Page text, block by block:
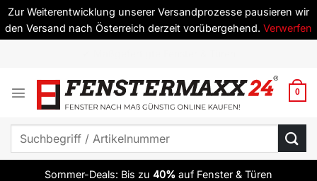
Zur Weiterentwicklung unserer Versandprozesse pausieren wir
den Versand nach Österreich derzeit vorübergehend. Verwerfen
springen
0
Suchen
Sommer-Deals: Bis zu 40% auf Fenster & Türen